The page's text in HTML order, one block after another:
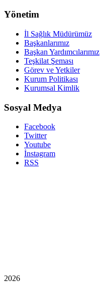
Yönetim
İl Sağlık Müdürümüz
Başkanlarımız
Başkan Yardımcılarımız
Teşkilat Şeması
Görev ve Yetkiler
Kurum Politikası
Kurumsal Kimlik
Sosyal Medya
Facebook
Twitter
Youtube
İnstagram
RSS
2026